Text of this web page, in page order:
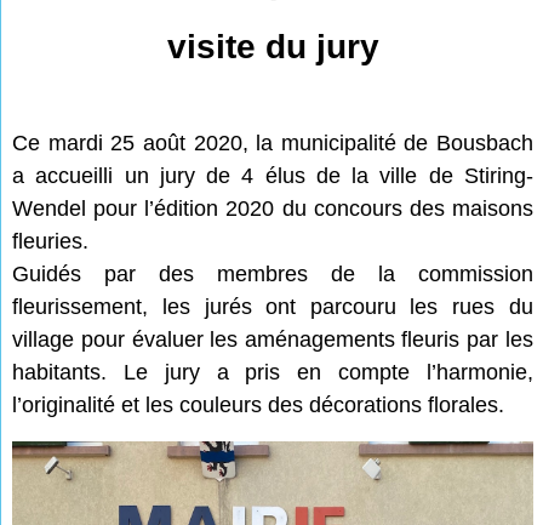
visite du jury
Ce mardi 25 août 2020, la municipalité de Bousbach
a accueilli un jury de 4 élus de la ville de Stiring-
Wendel pour l’édition 2020 du concours des maisons
fleuries.
Guidés par des membres de la commission
fleurissement, les jurés ont parcouru les rues du
village pour évaluer les aménagements fleuris par les
habitants. Le jury a pris en compte l’harmonie,
l’originalité et les couleurs des décorations florales.